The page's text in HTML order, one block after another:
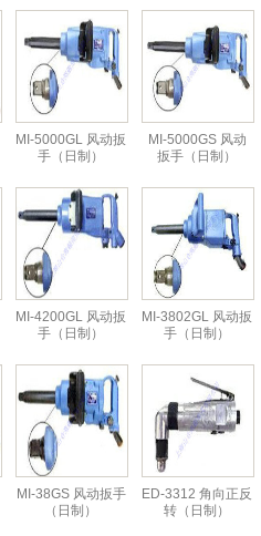
MI-5000GL 风动扳
手（日制）
MI-5000GS 风动
扳手（日制）
MI-4200GL 风动扳
手（日制）
MI-3802GL 风动扳
手（日制）
MI-38GS 风动扳手
（日制）
ED-3312 角向正反
转（日制）